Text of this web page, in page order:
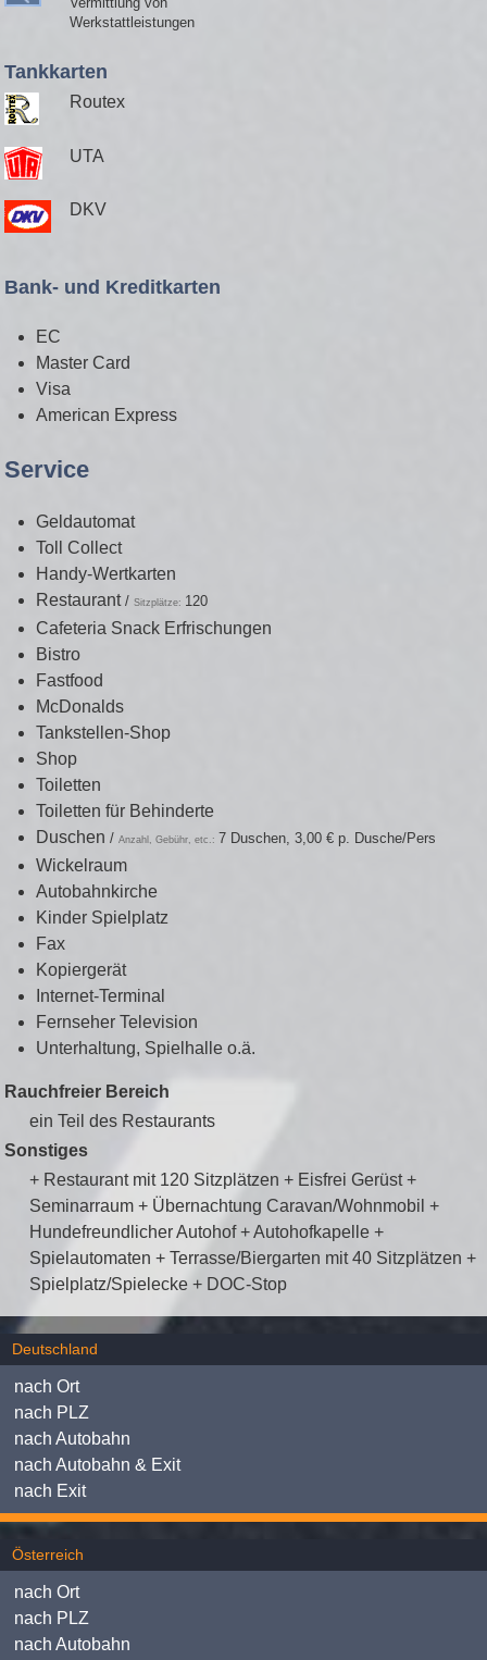
Werkstattleistungen
Tankkarten
Routex
UTA
DKV
Bank- und Kreditkarten
EC
Master Card
Visa
American Express
Service
Geldautomat
Toll Collect
Handy-Wertkarten
Restaurant/Sitzplätze: 120
Cafeteria Snack Erfrischungen
Bistro
Fastfood
McDonalds
Tankstellen-Shop
Shop
Toiletten
Toiletten für Behinderte
Duschen/Anzahl, Gebühr, etc.: 7 Duschen, 3,00 € p. Dusche/Pers
Wickelraum
Autobahnkirche
Kinder Spielplatz
Fax
Kopiergerät
Internet-Terminal
Fernseher Television
Unterhaltung, Spielhalle o.ä.
Rauchfreier Bereich
ein Teil des Restaurants
Sonstiges
+ Restaurant mit 120 Sitzplätzen + Eisfrei Gerüst +
Seminarraum + Übernachtung Caravan/Wohnmobil +
Hundefreundlicher Autohof + Autohofkapelle +
Spielautomaten + Terrasse/Biergarten mit 40 Sitzplätzen +
Spielplatz/Spielecke + DOC-Stop
Deutschland
nach Ort
nach PLZ
nach Autobahn
nach Autobahn & Exit
nach Exit
Österreich
nach Ort
nach PLZ
nach Autobahn